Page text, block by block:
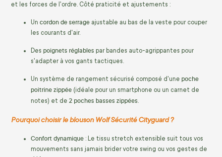
et les forces de l'ordre. Côté praticité et ajustements :
Un cordon de serrage ajustable au bas de la veste pour couper
les courants d'air.
Des poignets réglables par bandes auto-agrippantes pour
s'adapter à vos gants tactiques.
Un système de rangement sécurisé composé d'une poche
poitrine zippée (idéale pour un smartphone ou un carnet de
notes) et de 2 poches basses zippées
Pourquoi choisir le blouson Wolf Sécurité Cityguard ?
Confort dynamique : Le tissu stretch extensible suit tous vos
mouvements sans jamais brider votre swing ou vos gestes de